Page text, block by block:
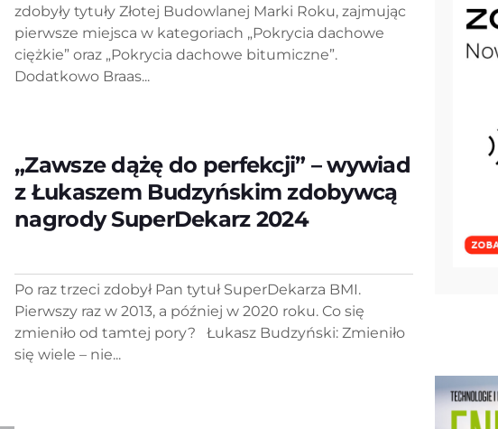
zdobyły tytuły Złotej Budowlanej Marki Roku, zajmując
pierwsze miejsca w kategoriach „Pokrycia dachowe
ciężkie” oraz „Pokrycia dachowe bitumiczne”.
Dodatkowo Braas...
„Zawsze dążę do perfekcji” – wywiad
z Łukaszem Budzyńskim zdobywcą
nagrody SuperDekarz 2024
Po raz trzeci zdobył Pan tytuł SuperDekarza BMI.
Pierwszy raz w 2013, a później w 2020 roku. Co się
zmieniło od tamtej pory? Łukasz Budzyński: Zmieniło
się wiele – nie...